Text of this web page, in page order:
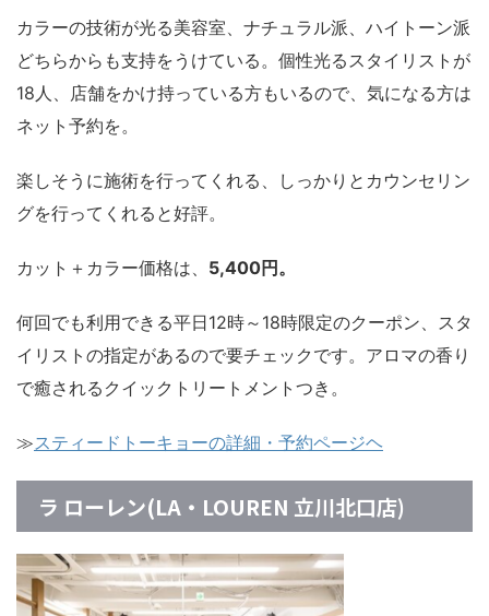
カラーの技術が光る美容室、ナチュラル派、ハイトーン派
どちらからも支持をうけている。個性光るスタイリストが
18人、店舗をかけ持っている方もいるので、気になる方は
ネット予約を。
楽しそうに施術を行ってくれる、しっかりとカウンセリン
グを行ってくれると好評。
カット＋カラー価格は、 5,400円。
何回でも利用できる平日12時～18時限定のクーポン、スタ
イリストの指定があるので要チェックです。アロマの香り
で癒されるクイックトリートメントつき。
≫スティードトーキョーの詳細・予約ページヘ
ラ ローレン(LA・LOUREN 立川北口店)